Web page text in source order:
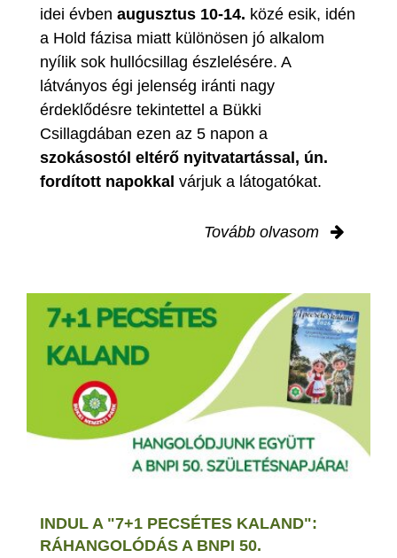
idei évben augusztus 10-14. közé esik, idén
a Hold fázisa miatt különösen jó alkalom
nyílik sok hullócsillag észlelésére. A
látványos égi jelenség iránti nagy
érdeklődésre tekintettel a Bükki
Csillagdában ezen az 5 napon a
szokásostól eltérő nyitvatartással, ún.
fordított napokkal várjuk a látogatókat.
Tovább olvasom
INDUL A "7+1 PECSÉTES KALAND":
RÁHANGOLÓDÁS A BNPI 50.